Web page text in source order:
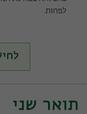
לפחות.
תואר שני